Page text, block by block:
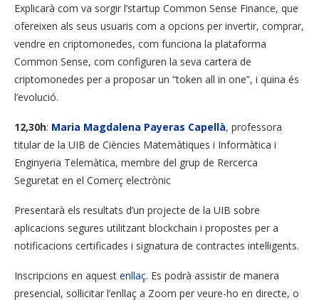
Explicarà com va sorgir l’startup Common Sense Finance, que
ofereixen als seus usuaris com a opcions per invertir, comprar,
vendre en criptomonedes, com funciona la plataforma
Common Sense, com configuren la seva cartera de
criptomonedes per a proposar un “token all in one”, i quina és
l’evolució.
12,30h: Maria Magdalena Payeras Capellà, professora
titular de la UIB de Ciències Matemàtiques i Informàtica i
Enginyeria Telemàtica, membre del grup de Rercerca
Seguretat en el Comerç electrònic
Presentarà els resultats d’un projecte de la UIB sobre
aplicacions segures utilitzant blockchain i propostes per a
notificacions certificades i signatura de contractes intel·ligents.
Inscripcions en aquest enllaç. Es podrà assistir de manera
presencial, sol·licitar l’enllaç a Zoom per veure-ho en directe, o